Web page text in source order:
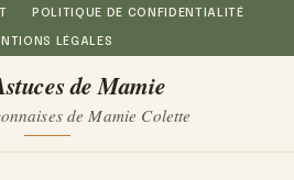
POLITIQUE DE CONFIDENTIALITÉ
LÉGALES
de Mamie
de Mamie Colette